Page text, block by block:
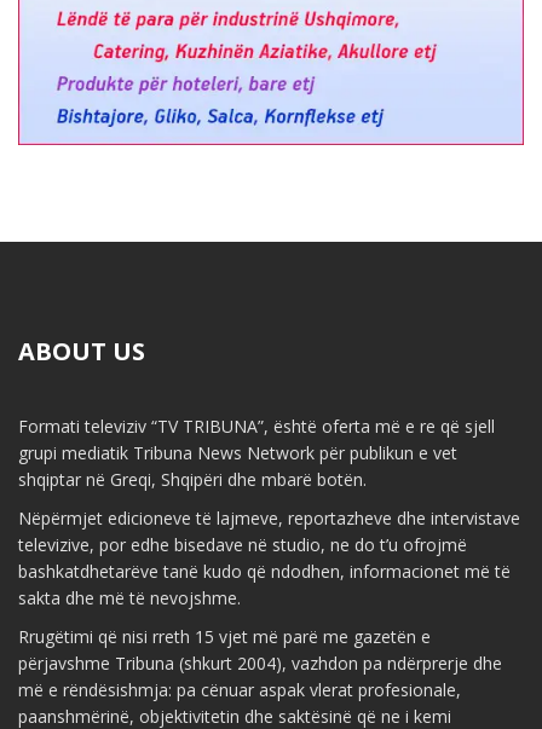
ABOUT US
Formati televiziv “TV TRIBUNA”, është oferta më e re që sjell
grupi mediatik Tribuna News Network për publikun e vet
shqiptar në Greqi, Shqipëri dhe mbarë botën.
Nëpërmjet edicioneve të lajmeve, reportazheve dhe intervistave
televizive, por edhe bisedave në studio, ne do t’u ofrojmë
bashkatdhetarëve tanë kudo që ndodhen, informacionet më të
sakta dhe më të nevojshme.
Rrugëtimi që nisi rreth 15 vjet më parë me gazetën e
përjavshme Tribuna (shkurt 2004), vazhdon pa ndërprerje dhe
më e rëndësishmja: pa cënuar aspak vlerat profesionale,
paanshmërinë, objektivitetin dhe saktësinë që ne i kemi